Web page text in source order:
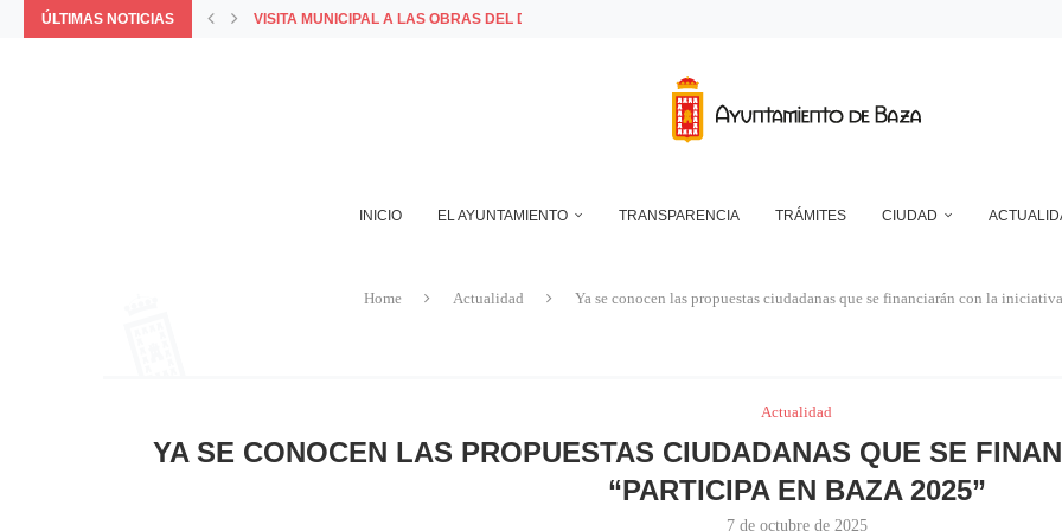
ÚLTIMAS NOTICIAS VISITA MUNICIPAL A LAS OBRAS DEL DEPÓSITO MUNICIPAL DE AGUA DE LA CUESTA DEL FRANCÉS
INICIO EL AYUNTAMIENTO TRANSPARENCIA TRÁMITES CIUDAD
Home Actualidad Ya se conocen las propuestas ciudadanas que se financiarán con la
Actualidad
YA SE CONOCEN LAS PROPUESTAS CIUDADANAS QUE SE
“PARTICIPA EN BAZA 2025”
7 de octubre de 2025